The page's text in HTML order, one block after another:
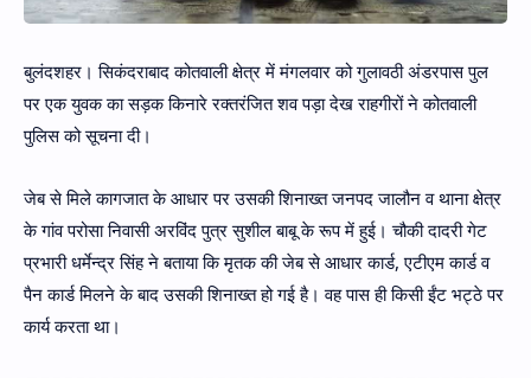
बुलंदशहर। सिकंदराबाद कोतवाली क्षेत्र में मंगलवार को गुलावठी अंडरपास पुल
पर एक युवक का सड़क किनारे रक्तरंजित शव पड़ा देख राहगीरों ने कोतवाली
पुलिस को सूचना दी।
जेब से मिले कागजात के आधार पर उसकी शिनाख्त जनपद जालौन व थाना क्षेत्र
के गांव परोसा निवासी अरविंद पुत्र सुशील बाबू के रूप में हुई। चौकी दादरी गेट
प्रभारी धर्मेन्द्र सिंह ने बताया कि मृतक की जेब से आधार कार्ड, एटीएम कार्ड व
पैन कार्ड मिलने के बाद उसकी शिनाख्त हो गई है। वह पास ही किसी ईंट भट्ठे पर
कार्य करता था।